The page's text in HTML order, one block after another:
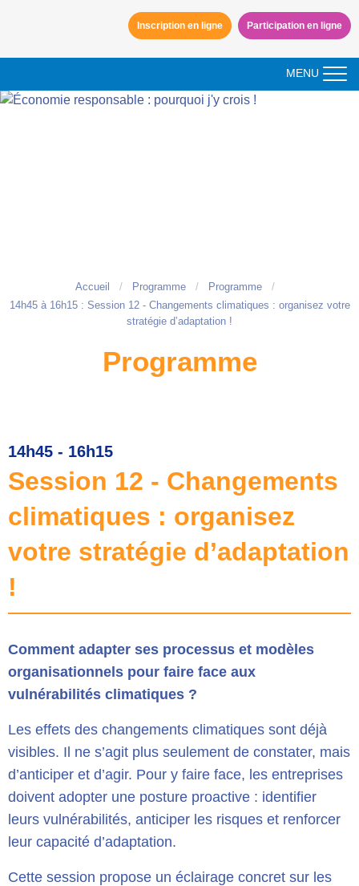
Participation en ligne
Inscription en ligne
MENU
Accueil Programme
Programme
14h45 à 16h15 : Session 12 - Changements climatiques : organisez votre
stratégie d’adaptation !
Programme
14h45 - 16h15
Session 12 - Changements
climatiques : organisez
votre stratégie d’adaptation
!
Comment adapter ses processus et modèles
organisationnels pour faire face aux
vulnérabilités climatiques ?
Les effets des changements climatiques sont déjà
visibles. Il ne s’agit plus seulement de constater, mais
d’anticiper et d’agir. Pour y faire face, les entreprises
doivent adopter une posture proactive : identifier
leurs vulnérabilités, anticiper les risques et renforcer
leur capacité d’adaptation.
Cette session propose un éclairage concret sur les